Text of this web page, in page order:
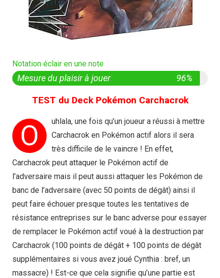
Notation éclair en une note
Mesure du plaisir à jouer 96%
TEST du Deck Pokémon Carchacrok
O
uhlala, une fois qu’un joueur a réussi à mettre
Carchacrok en Pokémon actif alors il sera
très difficile de le vaincre ! En effet,
Carchacrok peut attaquer le Pokémon actif de
l’adversaire mais il peut aussi attaquer les Pokémon de
banc de l’adversaire (avec 50 points de dégât) ainsi il
peut faire échouer presque toutes les tentatives de
résistance entreprises sur le banc adverse pour essayer
de remplacer le Pokémon actif voué à la destruction par
Carchacrok (100 points de dégât + 100 points de dégât
supplémentaires si vous avez joué Cynthia : bref, un
massacre) ! Est-ce que cela signifie qu’une partie est